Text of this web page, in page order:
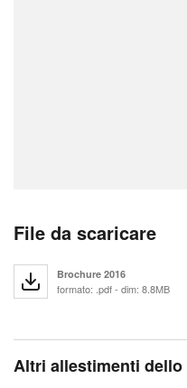
File da scaricare
Brochure 2016
formato: .pdf - dim: 8.8MB
Altri allestimenti